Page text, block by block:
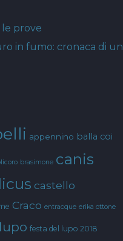
le prove
in fumo: cronaca di un
appennino balla coi
brasimone canis
castello
Craco entracque erika ottone
festa del lupo 2018